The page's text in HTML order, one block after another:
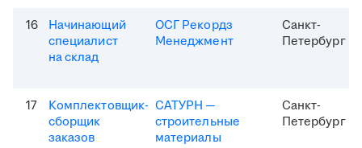
16
Начинающий
специалист
на склад
ОСГ Рекордз
Менеджмент
Санкт-
Петербург
17
Комплектовщик-
сборщик
заказов
САТУРН —
строительные
материалы
Санкт-
Петербург